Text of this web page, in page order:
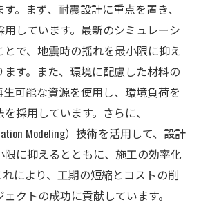
。まず、耐震設計に重点を置き、
しています。最新のシミュレーシ
とで、地震時の揺れを最小限に抑え
す。また、環境に配慮した材料の
可能な資源を使用し、環境負荷を
採用しています。さらに、
Modeling）技術を活用して、設計
に抑えるとともに、施工の効率化
により、工期の短縮とコストの削
クトの成功に貢献しています。